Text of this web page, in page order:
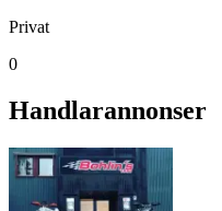
Privat
0
Handlarannonser